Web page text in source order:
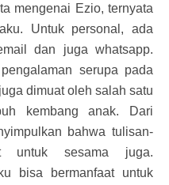
mengenai Ezio, ternyata
Untuk personal, ada
dan juga whatsapp.
serupa pada
dimuat oleh salah satu
kembang anak. Dari
bahwa tulisan-
untuk sesama juga.
bisa bermanfaat untuk